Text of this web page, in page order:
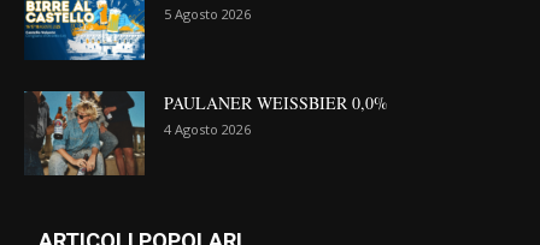
5 Agosto 2026
PAULANER WEISSBIER 0,0%
4 Agosto 2026